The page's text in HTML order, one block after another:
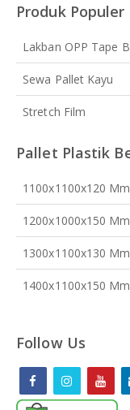
Produk Populer
Lakban OPP Tape
Sewa Pallet Kayu
Stretch Film
Pallet Plastik
1100x1100x120 Mm
1200x1000x150 Mm
1300x1100x130 Mm
1400x1100x150 Mm
Follow Us